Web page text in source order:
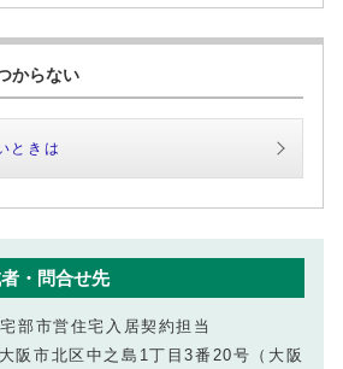
からない
ときは
・問合せ先
部市営住宅入居契約担当
阪市北区中之島1丁目3番20号（大阪